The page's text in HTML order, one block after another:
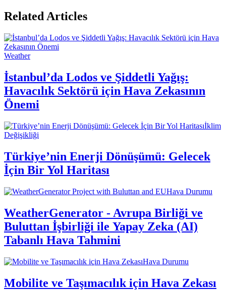
Related Articles
Weather
İstanbul’da Lodos ve Şiddetli Yağış:
Havacılık Sektörü için Hava Zekasının
Önemi
İklim
Değişikliği
Türkiye’nin Enerji Dönüşümü: Gelecek
İçin Bir Yol Haritası
Hava Durumu
WeatherGenerator - Avrupa Birliği ve
Buluttan İşbirliği ile Yapay Zeka (AI)
Tabanlı Hava Tahmini
Hava Durumu
Mobilite ve Taşımacılık için Hava Zekası